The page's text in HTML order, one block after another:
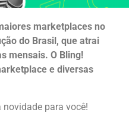
marketplaces no
do Brasil, que atrai
mensais. O Bling!
e diversas
novidade para você!